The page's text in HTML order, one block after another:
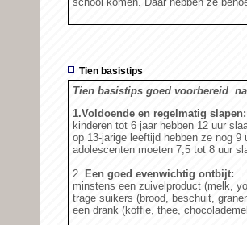
Tien basistips
Tien basistips goed voorbereid
1.Voldoende en regelmatig slapen:
kinderen tot 6 jaar hebben 12 uur
op 13-jarige leeftijd hebben ze nog 9
adolescenten moeten 7,5 tot 8 uur
2. Een goed evenwichtig ontbijt:
minstens een zuivelproduct (melk,
trage suikers (brood, beschuit,
een drank (koffie, thee,